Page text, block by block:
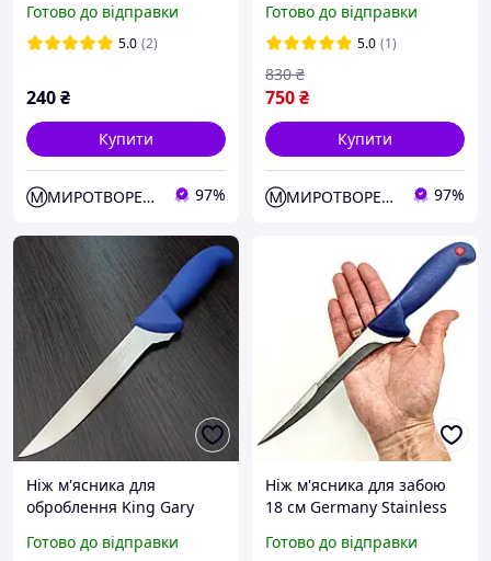
Готово до відправки
5.0 (2)
240₴
Купити
Ⓜ️МИРОТВОРЕЦЬ 97%
м'ясник, синій
Готово до відправки
5.0 (1)
750₴
830 ₴
Купити
Ⓜ️МИРОТВОРЕЦЬ 97%
Ніж м'ясника для
оброблення King Gary
Готово до відправки
Ніж м'ясника для забою
18 см Germany Stainless
Готово до відправки